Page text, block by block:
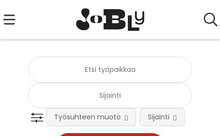
Työsuhteen muoto Sijainti